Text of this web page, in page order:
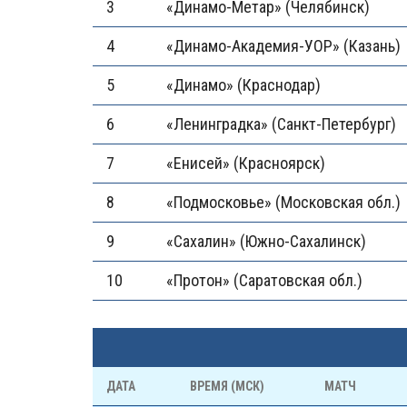
3 «Динамо-Метар» (Челябинск)
4 «Динамо-Академия-УОР» (Казань)
5 «Динамо» (Краснодар)
6 «Ленинградка» (Санкт-Петербург)
7 «Енисей» (Красноярск)
8 «Подмосковье» (Московская обл.)
9 «Сахалин» (Южно-Сахалинск)
10 «Протон» (Саратовская обл.)
ДАТА ВРЕМЯ (МСК) МАТЧ